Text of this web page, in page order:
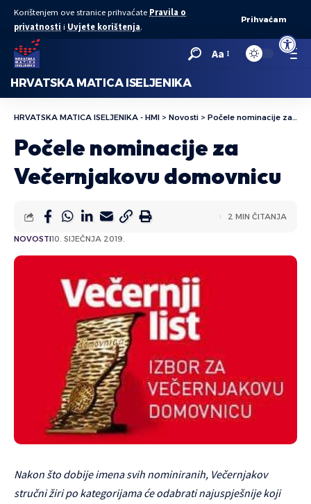
Open
Korištenjem ove stranice prihvaćate Pravila o
privatnosti i Uvjete korištenja.
Prihvaćam
Aa
HRVATSKA MATICA ISELJENIKA
HRVATSKA MATICA ISELJENIKA - HMI > Novosti > Počele nominacije za Večernjakovu domovnicu
Počele nominacije za
Večernjakovu domovnicu
NOVOSTI10. SIJEČNJA 2019.
2 MIN ČITANJA
Nakon što dobije imena svih nominiranih, Večernjakov
stručni žiri po kategorijama će odabrati najuspješnije koji